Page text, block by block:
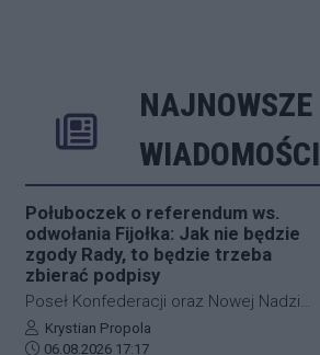
NAJNOWSZE
WIADOMOŚCI
Połuboczek o referendum ws.
odwołania Fijołka: Jak nie będzie
zgody Rady, to będzie trzeba
zbierać podpisy
Poseł Konfederacji oraz Nowej Nadziei,
Michał Połuboczek, deklaruje
gotowość do zaangażowania się w
Autor artykułu:
Krystian Propola
Data dodania artykułu:
06.08.2026 17:17